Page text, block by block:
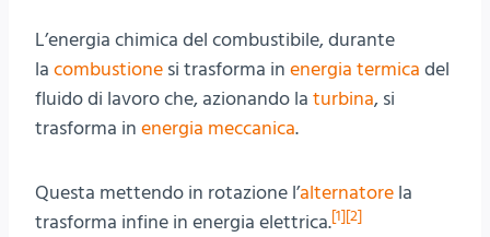
L’energia chimica del combustibile, durante
la combustione si trasforma in energia termica del
fluido di lavoro che, azionando la turbina, si
trasforma in energia meccanica.
Questa mettendo in rotazione l’alternatore la
trasforma infine in energia elettrica.[1][2]